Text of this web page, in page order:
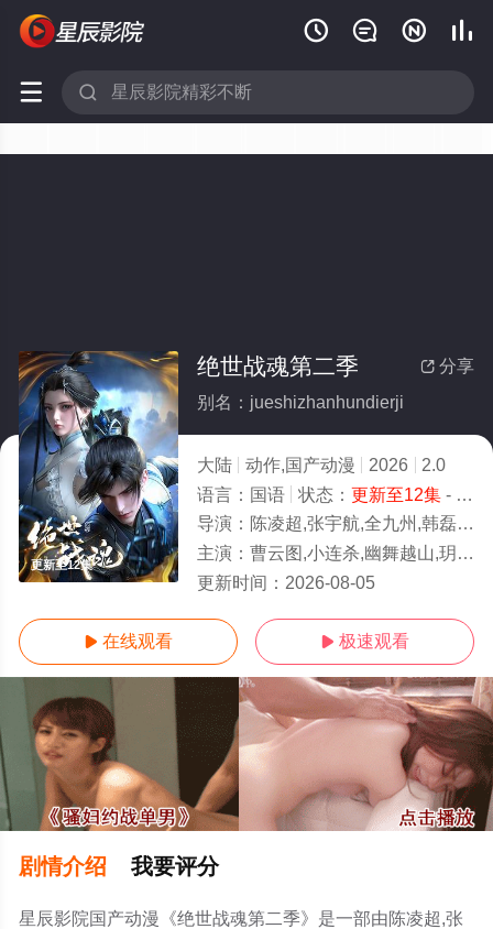
   
 
更新至12集
 分享
绝世战魂第二季
别名：jueshizhanhundierji
大陆 动作,国产动漫 2026
2.0
语言： 国语 状态： 更新至12集- 可以高清免费在线观看
导演： 陈凌超,张宇航,全九州,韩磊,楚旭,戚道岩
主演： 曹云图,小连杀,幽舞越山,玥辰,李轻扬,枣儿,夏浚凯,关帅,乔耀辉,刘中正,任景行,张恩泽,林帽帽,柳真颜,萧秋子
更新时间： 2026-08-05
 在线观看  极速观看
剧情介绍 我要评分
星辰影院国产动漫《绝世战魂第二季》是一部由陈凌超,张